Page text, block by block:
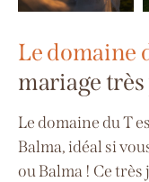
Le domaine
mariage très
Le domaine du T
Balma, idéal si
ou Balma ! Ce